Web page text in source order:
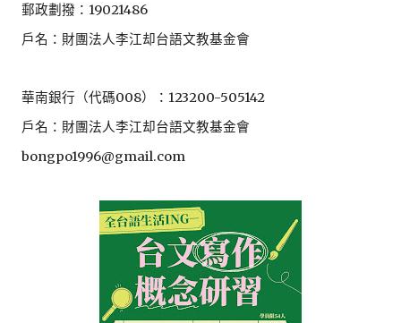
郵政劃撥：19021486
戶名：財團法人李江却台語文教基金會
華南銀行（代碼008）：123200-505142
戶名：財團法人李江却台語文教基金會
bongpo1996@gmail.com